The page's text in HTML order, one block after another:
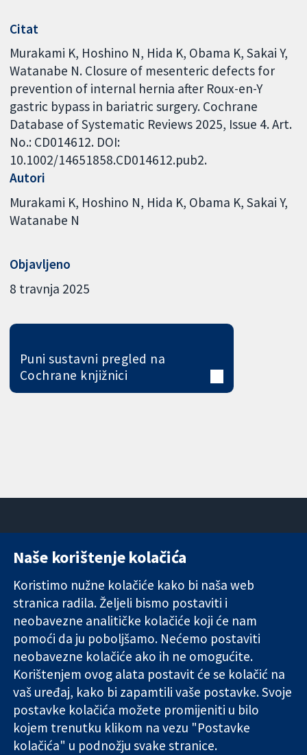
Citat
Murakami K, Hoshino N, Hida K, Obama K, Sakai Y,
Watanabe N. Closure of mesenteric defects for
prevention of internal hernia after Roux-en-Y
gastric bypass in bariatric surgery. Cochrane
Database of Systematic Reviews 2025, Issue 4. Art.
No.: CD014612. DOI:
10.1002/14651858.CD014612.pub2.
Autori
Murakami K Hoshino N Hida K Obama K Sakai Y
Watanabe N
Objavljeno
8 travnja 2025
Puni sustavni pregled na
Cochrane knjižnici
Pouzdani dokazi.
Utemeljeni
dokazi.
Bolje zdravlje.
11-13 Cavendish
London
W1G 0AN
Ujedinjeno
Kraljevstvo
Novosti
medije
O nama
Poslovi
Cochrane
Library
The Cochrane Collaboration is a charity (no. 1045921) and a
company limited by guarantee (no. 03044323) registered in
Naše korištenje kolačića
Koristimo nužne kolačiće kako bi naša web
stranica radila. Željeli bismo postaviti i
neobavezne analitičke kolačiće koji će nam
pomoći da ju poboljšamo. Nećemo postaviti
neobavezne kolačiće ako ih ne omogućite.
Korištenjem ovog alata postavit će se kolačić na
vaš uređaj, kako bi zapamtili vaše postavke. Svoje
postavke kolačića možete promijeniti u bilo
kojem trenutku klikom na vezu "Postavke
kolačića" u podnožju svake stranice.